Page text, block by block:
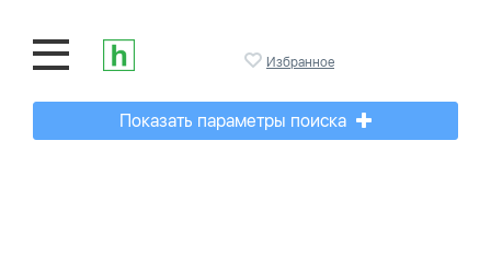
Избранное
Показать параметры поиска